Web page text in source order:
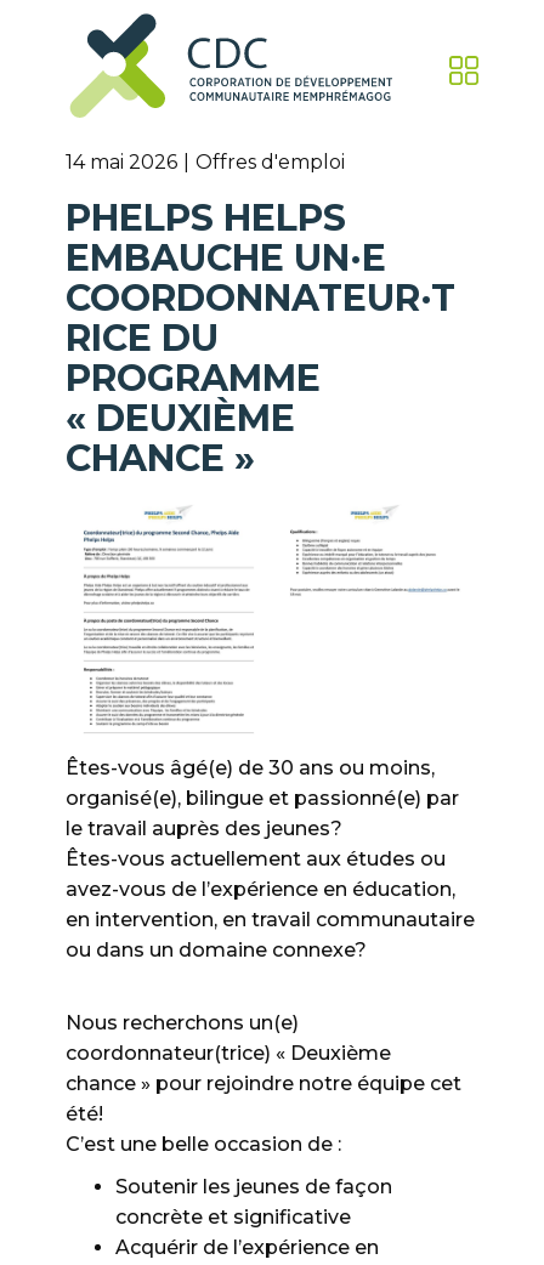
14 mai 2026 Offres d'emploi
PHELPS HELPS
EMBAUCHE UN·E
COORDONNATEUR·T
RICE DU
PROGRAMME
« DEUXIÈME
CHANCE »
Êtes-vous âgé(e) de 30 ans ou moins,
organisé(e), bilingue et passionné(e) par
le travail auprès des jeunes?
Êtes-vous actuellement aux études ou
avez-vous de l’expérience en éducation,
en intervention, en travail communautaire
ou dans un domaine connexe?
Nous recherchons un(e)
coordonnateur(trice) « Deuxième
chance » pour rejoindre notre équipe cet
été!
C’est une belle occasion de :
Soutenir les jeunes de façon
concrète et significative
Acquérir de l’expérience en